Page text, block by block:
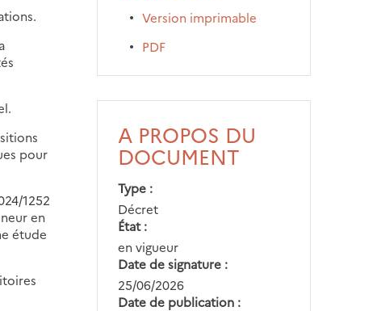
pour
1252
en
étude
Version imprimable
PDF
A PROPOS DU
DOCUMENT
Type
Décret
État
en vigueur
Date de signature
25/06/2026
Date de publication